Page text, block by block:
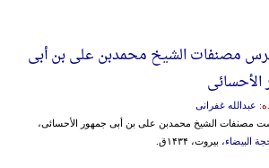
مصنفات الشیخ محمدبن علی بن أبی
عبدالله غفرانی
مصنفات الشیخ محمدبن علی بن أبی جمهور الأحسائی،
البیضاء، بیروت، ۱۴۳۴ق.